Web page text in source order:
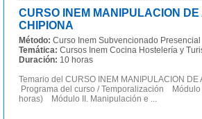
CURSO INEM MANIPULACION
CHIPIONA
Método: Curso Inem Subvencionado Presencial
Temática: Cursos Inem Cocina Hostelería y
Duración: 10 horas
Temario del CURSO INEM MANIPULACION
Programa del curso / Temporalización Módulo
horas) Módulo II. Manipulación e ...